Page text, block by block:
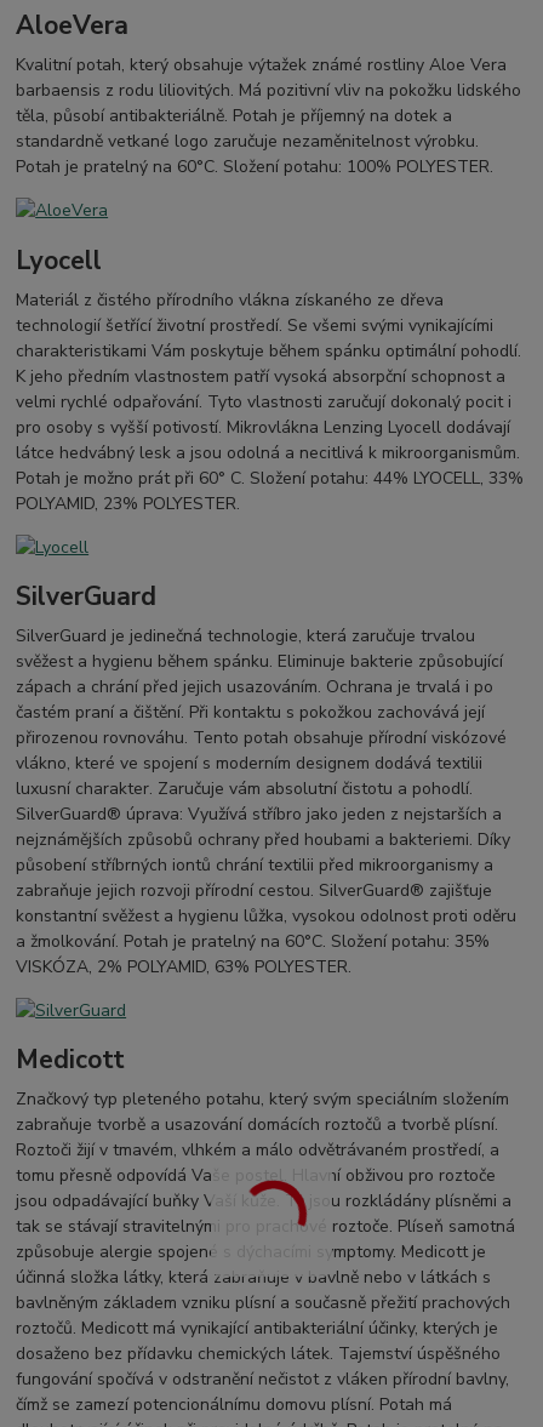
AloeVera
Kvalitní potah, který obsahuje výtažek známé rostliny Aloe Vera
barbaensis z rodu liliovitých. Má pozitivní vliv na pokožku lidského
těla, působí antibakteriálně. Potah je příjemný na dotek a
standardně vetkané logo zaručuje nezaměnitelnost výrobku.
Potah je pratelný na 60°C. Složení potahu: 100% POLYESTER.
Lyocell
Materiál z čistého přírodního vlákna získaného ze dřeva
technologií šetřící životní prostředí. Se všemi svými vynikajícími
charakteristikami Vám poskytuje během spánku optimální pohodlí.
K jeho předním vlastnostem patří vysoká absorpční schopnost a
velmi rychlé odpařování. Tyto vlastnosti zaručují dokonalý pocit i
pro osoby s vyšší potivostí. Mikrovlákna Lenzing Lyocell dodávají
látce hedvábný lesk a jsou odolná a necitlivá k mikroorganismům.
Potah je možno prát při 60° C. Složení potahu: 44% LYOCELL, 33%
POLYAMID, 23% POLYESTER.
SilverGuard
SilverGuard je jedinečná technologie, která zaručuje trvalou
svěžest a hygienu během spánku. Eliminuje bakterie způsobující
zápach a chrání před jejich usazováním. Ochrana je trvalá i po
častém praní a čištění. Při kontaktu s pokožkou zachovává její
přirozenou rovnováhu. Tento potah obsahuje přírodní viskózové
vlákno, které ve spojení s moderním designem dodává textilii
luxusní charakter. Zaručuje vám absolutní čistotu a pohodlí.
SilverGuard® úprava: Využívá stříbro jako jeden z nejstarších a
nejznámějších způsobů ochrany před houbami a bakteriemi. Díky
působení stříbrných iontů chrání textilii před mikroorganismy a
zabraňuje jejich rozvoji přírodní cestou. SilverGuard® zajišťuje
konstantní svěžest a hygienu lůžka, vysokou odolnost proti oděru
a žmolkování. Potah je pratelný na 60°C. Složení potahu: 35%
VISKÓZA, 2% POLYAMID, 63% POLYESTER.
Medicott
Značkový typ pleteného potahu, který svým speciálním složením
zabraňuje tvorbě a usazování domácích roztočů a tvorbě plísní.
Roztoči žijí v tmavém, vlhkém a málo odvětrávaném prostředí, a
tomu přesně odpovídá Vaše postel. Hlavní obživou pro roztoče
jsou odpadávající buňky Vaší kůže. Ty jsou rozkládány plísněmi a
tak se stávají stravitelnými pro prachové roztoče. Plíseň samotná
způsobuje alergie spojené s dýchacími symptomy. Medicott je
účinná složka látky, která zabraňuje v bavlně nebo v látkách s
bavlněným základem vzniku plísní a současně přežití prachových
roztočů. Medicott má vynikající antibakteriální účinky, kterých je
dosaženo bez přídavku chemických látek. Tajemství úspěšného
fungování spočívá v odstranění nečistot z vláken přírodní bavlny,
čímž se zamezí potencionálnímu domovu plísní. Potah má